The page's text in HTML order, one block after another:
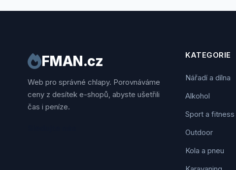
FMAN.cz
Web pro správné chlapy. Porovnáváme
ceny z desítek e-shopů, abyste ušetřili
čas i peníze.
KATEGORIE
Nářadí a dílna
Alkohol
Sport a fitness
Outdoor
Kola a pneu